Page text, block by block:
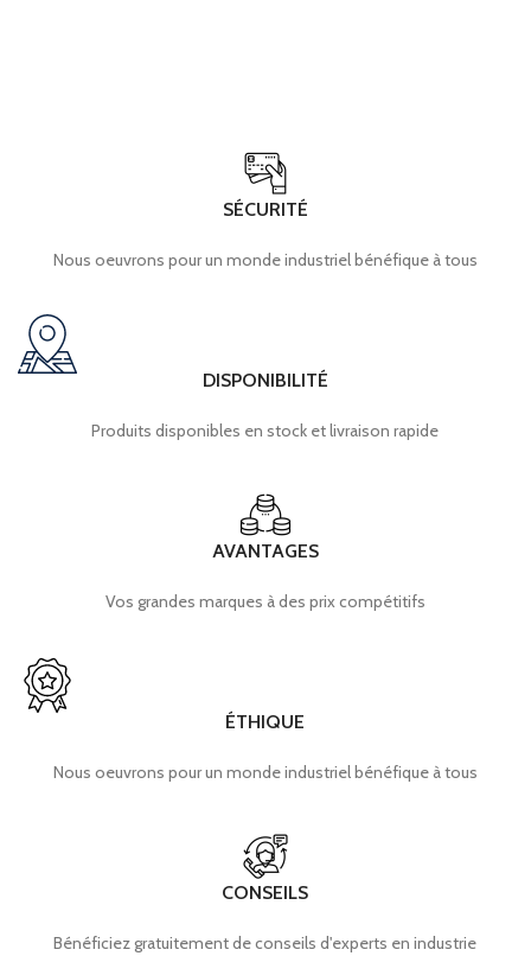
SÉCURITÉ
Nous oeuvrons pour un monde industriel bénéfique à tous
DISPONIBILITÉ
Produits disponibles en stock et livraison rapide
AVANTAGES
Vos grandes marques à des prix compétitifs
ÉTHIQUE
Nous oeuvrons pour un monde industriel bénéfique à tous
CONSEILS
Bénéficiez gratuitement de conseils d'experts en industrie